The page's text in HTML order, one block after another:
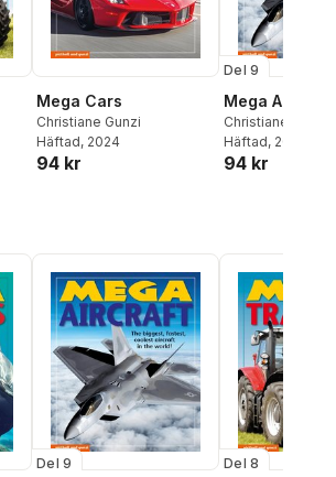
Mega Cars
Christiane Gunzi
Häftad, 2024
94 kr
Del 9
Mega Aircraft
Christiane Gunzi
Häftad, 2026
94 kr
Del 9 Del 8